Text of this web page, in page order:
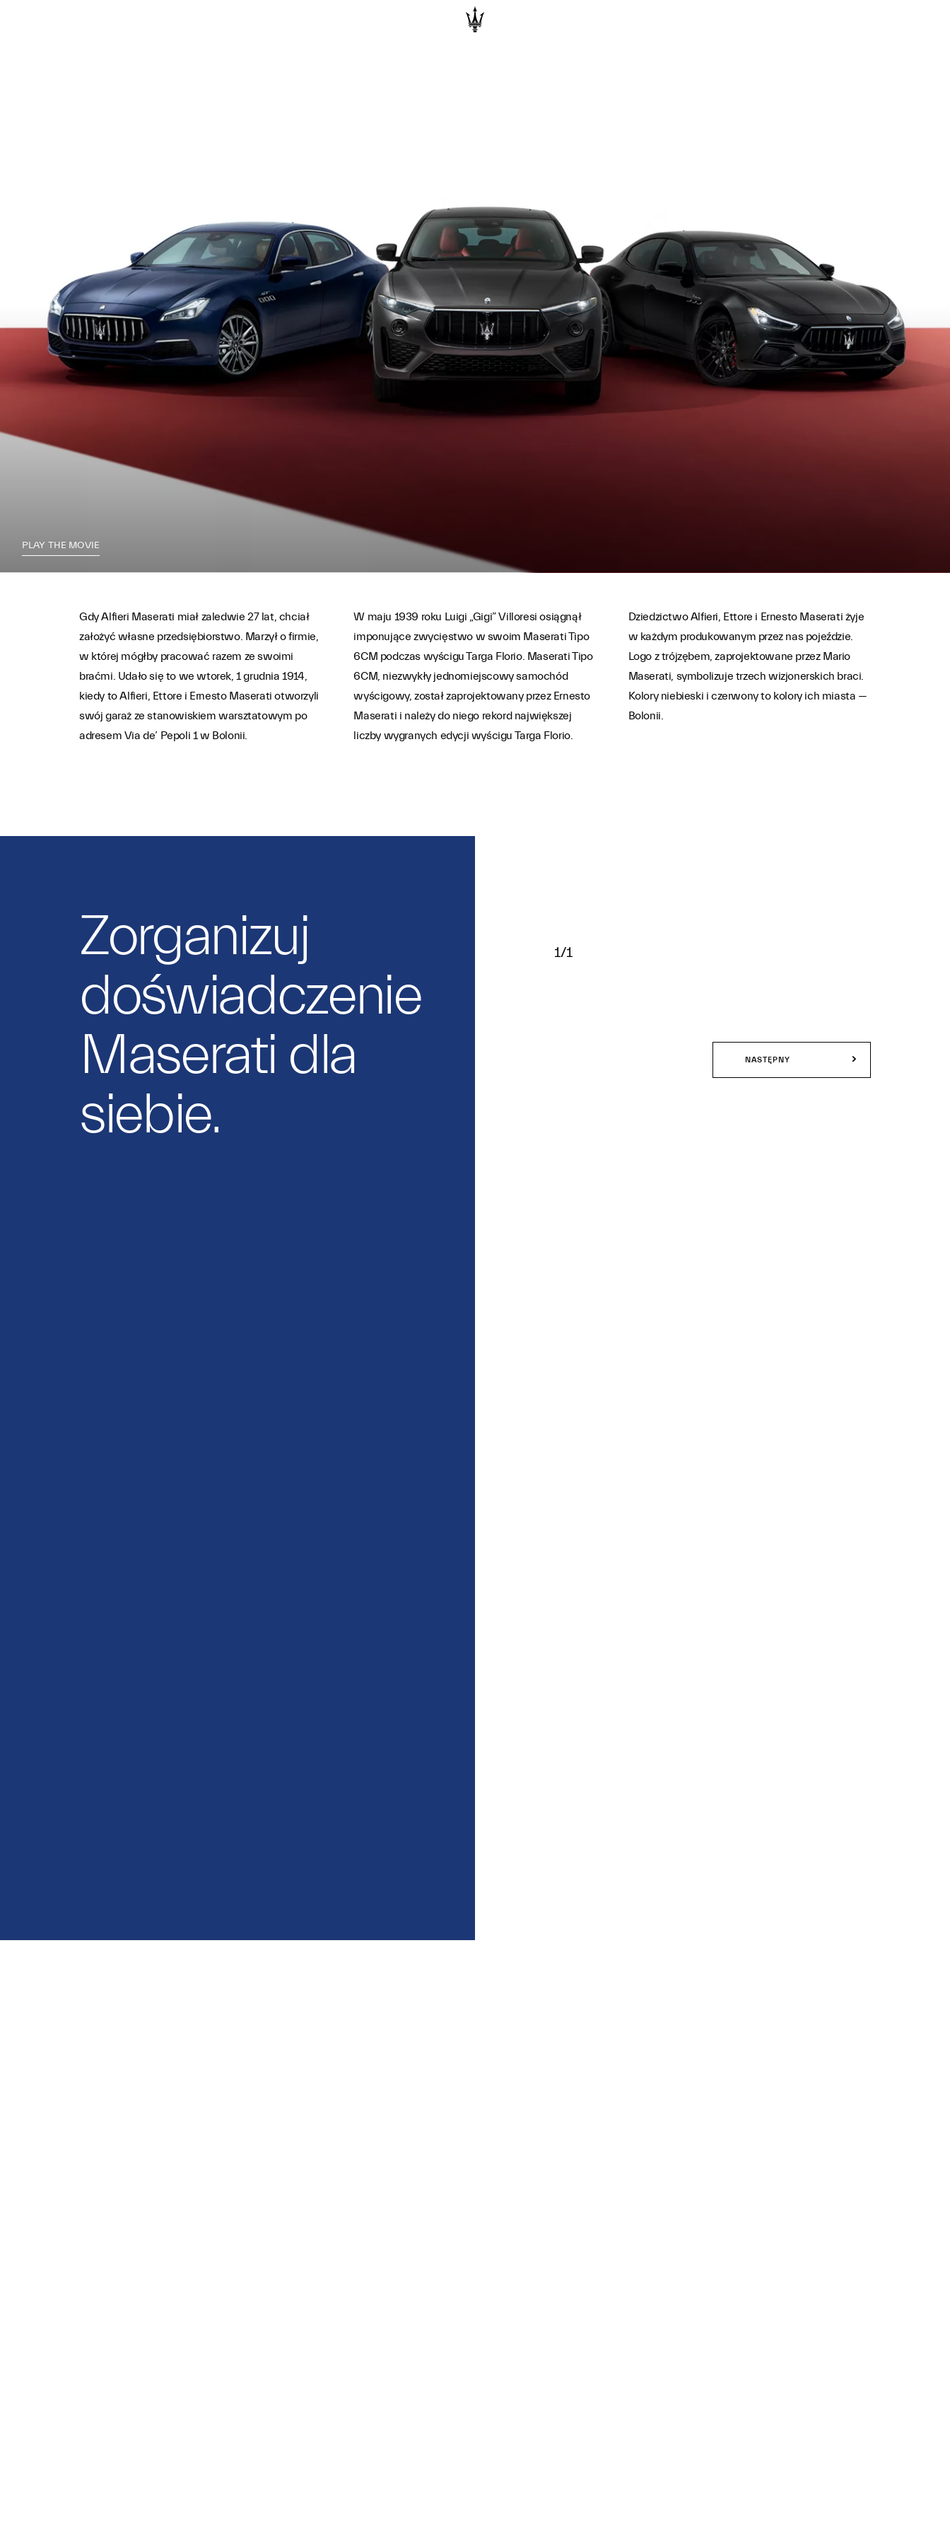
PLAY THE MOVIE
Gdy Alfieri Maserati miał zaledwie 27 lat, chciał
założyć własne przedsiębiorstwo. Marzył o firmie,
w której mógłby pracować razem ze swoimi
braćmi. Udało się to we wtorek, 1 grudnia 1914,
kiedy to Alfieri, Ettore i Ernesto Maserati otworzyli
swój garaż ze stanowiskiem warsztatowym po
adresem Via de’ Pepoli 1 w Bolonii.
W maju 1939 roku Luigi „Gigi” Villoresi osiągnął
imponujące zwycięstwo w swoim Maserati Tipo
6CM podczas wyścigu Targa Florio. Maserati Tipo
6CM, niezwykły jednomiejscowy samochód
wyścigowy, został zaprojektowany przez Ernesto
Maserati i należy do niego rekord największej
liczby wygranych edycji wyścigu Targa Florio.
Dziedzictwo Alfieri, Ettore i Ernesto Maserati żyje
w każdym produkowanym przez nas pojeździe.
Logo z trójzębem, zaprojektowane przez Mario
Maserati, symbolizuje trzech wizjonerskich braci.
Kolory niebieski i czerwony to kolory ich miasta —
Bolonii.
Zorganizuj
doświadczenie
Maserati dla
siebie.
1/1
NASTĘPNY